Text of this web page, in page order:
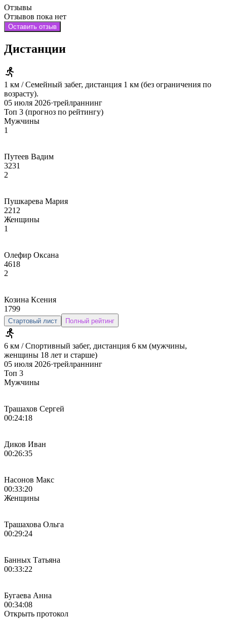
Отзывы
Отзывов пока нет
Оставить отзыв
Дистанции
1 км / Семейный забег, дистанция 1 км (без ограничения по
возрасту).
05 июля 2026·трейлраннинг
Топ 3 (прогноз по рейтингу)
Мужчины
1
Путеев Вадим
3231
2
Пушкарева Мария
2212
Женщины
1
Олефир Оксана
4618
2
Козина Ксения
1799
Стартовый лист Полный рейтинг
6 км / Спортивный забег, дистанция 6 км (мужчины,
женщины 18 лет и старше)
05 июля 2026·трейлраннинг
Топ 3
Мужчины
Трашахов Сергей
00:24:18
Диков Иван
00:26:35
Насонов Макс
00:33:20
Женщины
Трашахова Ольга
00:29:24
Банных Татьяна
00:33:22
Бугаева Анна
00:34:08
Открыть протокол